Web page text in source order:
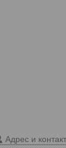
Адрес и